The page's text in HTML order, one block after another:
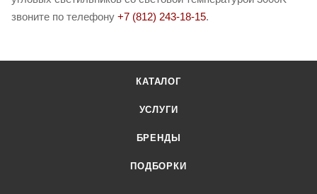
звоните по телефону +7 (812) 243-18-15.
КАТАЛОГ
УСЛУГИ
БРЕНДЫ
ПОДБОРКИ